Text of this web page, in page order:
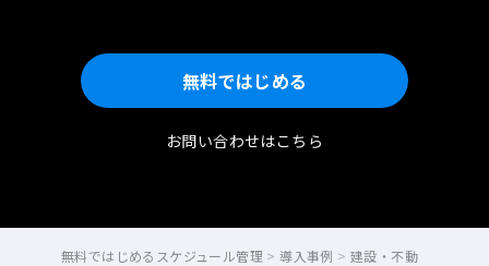
無料ではじめる
お問い合わせはこちら
無料ではじめるスケジュール管理 >導入事例 >建設・不動